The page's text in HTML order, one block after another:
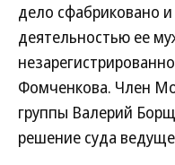
дело сфабриковано
деятельностью ее
Фомченкова. Член
группы Валерий
решение суда